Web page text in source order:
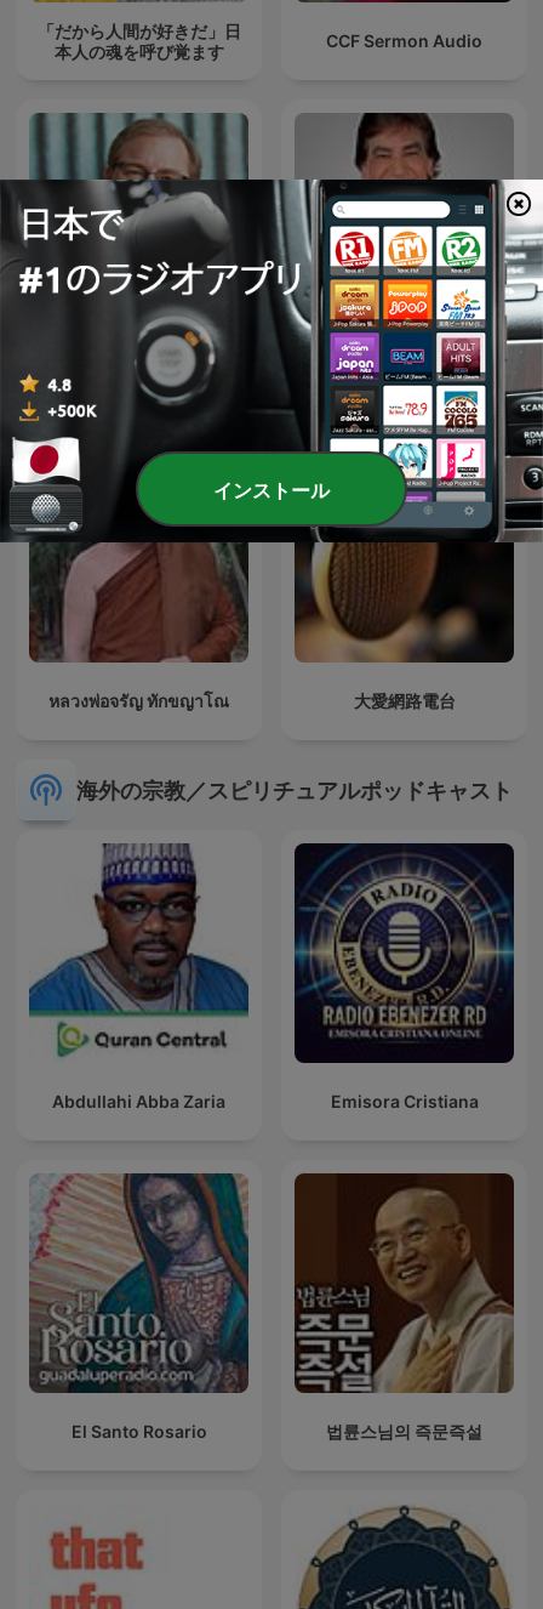
「だから人間が好きだ」日
本人の魂を呼び覚ます
CCF Sermon Audio
Pastor Rick's Daily Hope Dante Gebel Live
หลวงพ่อจรัญ ทักขญาโณ 大愛網路電台
海外の宗教／スピリチュアルポッドキャスト
Abdullahi Abba Zaria Emisora Cristiana
El Santo Rosario 법륜스님의 즉문즉설
インストール